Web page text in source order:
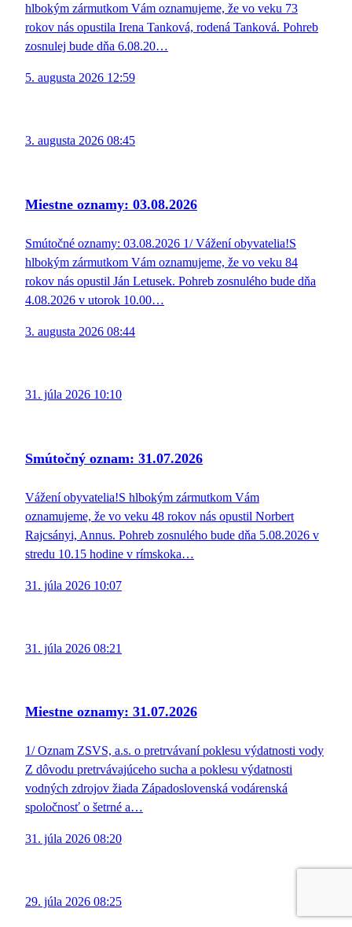
hlbokým zármutkom Vám oznamujeme, že vo veku 73
rokov nás opustila Irena Tanková, rodená Tanková. Pohreb
zosnulej bude dňa 6.08.20…
5. augusta 2026 12:59
3. augusta 2026 08:45
Miestne oznamy: 03.08.2026
Smútočné oznamy: 03.08.2026 1/ Vážení obyvatelia!S
hlbokým zármutkom Vám oznamujeme, že vo veku 84
rokov nás opustil Ján Letusek. Pohreb zosnulého bude dňa
4.08.2026 v utorok 10.00…
3. augusta 2026 08:44
31. júla 2026 10:10
Smútočný oznam: 31.07.2026
Vážení obyvatelia!S hlbokým zármutkom Vám
oznamujeme, že vo veku 48 rokov nás opustil Norbert
Rajcsányi, Annus. Pohreb zosnulého bude dňa 5.08.2026 v
stredu 10.15 hodine v rímskoka…
31. júla 2026 10:07
31. júla 2026 08:21
Miestne oznamy: 31.07.2026
1/ Oznam ZSVS, a.s. o pretrvávaní poklesu výdatnosti vody
Z dôvodu pretrvávajúceho sucha a poklesu výdatnosti
vodných zdrojov žiada Západoslovenská vodárenská
spoločnosť o šetrné a…
31. júla 2026 08:20
29. júla 2026 08:25